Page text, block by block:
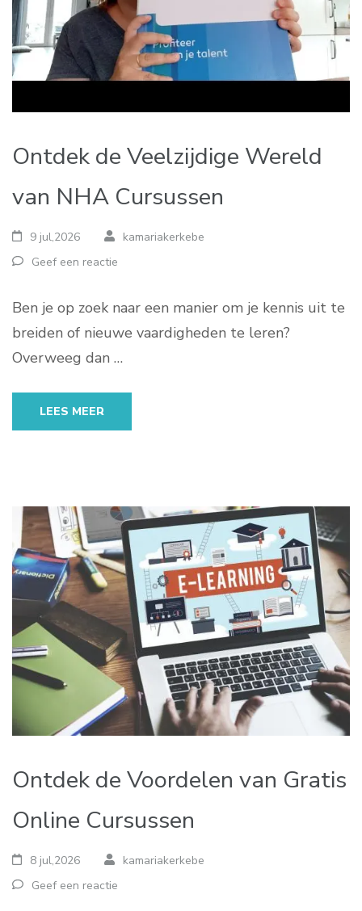
Ontdek de Veelzijdige Wereld
van NHA Cursussen
9 jul,2026
kamariakerkebe
Geef een reactie
Ben je op zoek naar een manier om je kennis uit te
breiden of nieuwe vaardigheden te leren?
Overweeg dan …
LEES MEER
Ontdek de Voordelen van Gratis
Online Cursussen
8 jul,2026
kamariakerkebe
Geef een reactie